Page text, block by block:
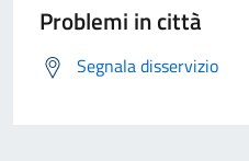
Problemi in città
Segnala disservizio